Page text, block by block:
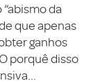
da
que apenas
ganhos
porquê disso